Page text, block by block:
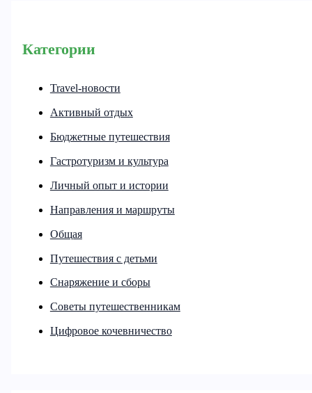
Категории
Travel-новости
Активный отдых
Бюджетные путешествия
Гастротуризм и культура
Личный опыт и истории
Направления и маршруты
Общая
Путешествия с детьми
Снаряжение и сборы
Советы путешественникам
Цифровое кочевничество